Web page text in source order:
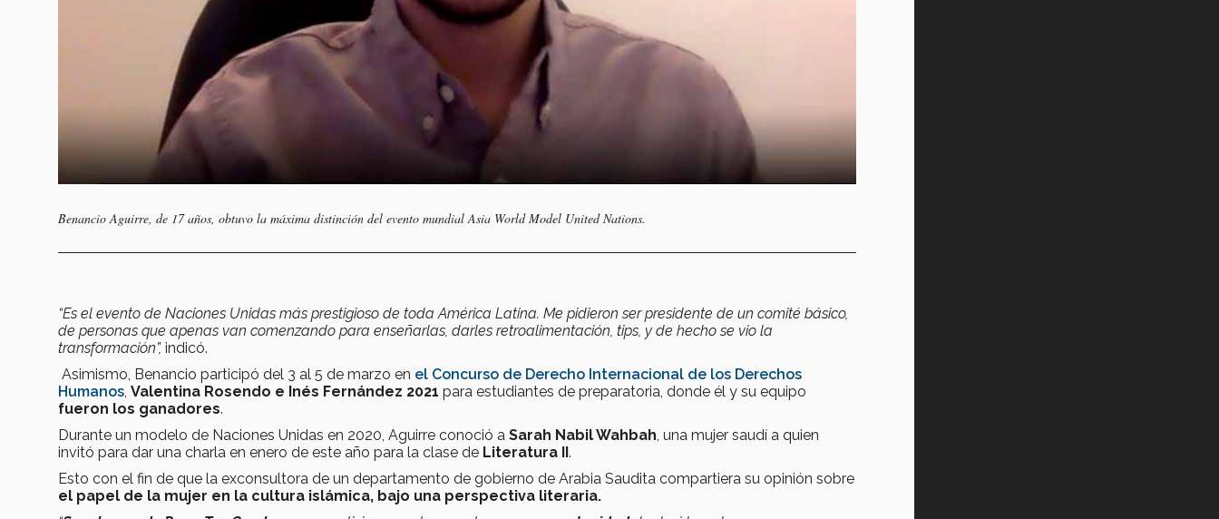
Benancio Aguirre, de 17 años, obtuvo la máxima distinción del evento mundial Asia World Model United Nations.
“Es el evento de Naciones Unidas más prestigioso de toda América Latina. Me pidieron ser presidente de un comité básico,
de personas que apenas van comenzando para enseñarlas, darles retroalimentación, tips, y de hecho se vio la
transformación”, indicó.
Asimismo, Benancio participó del 3 al 5 de marzo en el Concurso de Derecho Internacional de los Derechos
Humanos, Valentina Rosendo e Inés Fernández 2021 para estudiantes de preparatoria, donde él y su equipo
fueron los ganadores.
Durante un modelo de Naciones Unidas en 2020, Aguirre conoció a Sarah Nabil Wahbah, una mujer saudí a quien
invitó para dar una charla en enero de este año para la clase de Literatura II.
Esto con el fin de que la exconsultora de un departamento de gobierno de Arabia Saudita compartiera su opinión sobre
el papel de la mujer en la cultura islámica, bajo una perspectiva literaria.